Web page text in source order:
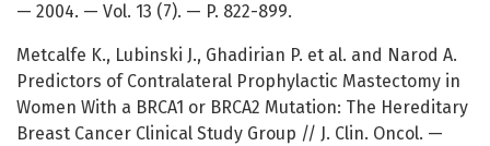
— 2004. — Vol. 13 (7). — P. 822-899.
Metcalfe K., Lubinski J., Ghadirian P. et al. and Narod A.
Predictors of Contralateral Prophylactic Mastectomy in
Women With a BRCA1 or BRCA2 Mutation: The Hereditary
Breast Cancer Clinical Study Group // J. Clin. Oncol. —